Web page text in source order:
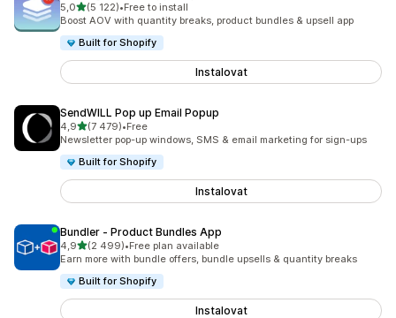
5,0z 5 hvězd
(5 122)
Celkový počet recenzí: 5122
•Free to install
Boost AOV with quantity breaks, product bundles & upsell app
Built for Shopify
Instalovat
SendWILL Pop up Email Popup
4,9z 5 hvězd
(7 479)
Celkový počet recenzí: 7479
•Free
Newsletter pop-up windows, SMS & email marketing for sign-ups
Built for Shopify
Instalovat
Bundler ‑ Product Bundles App
4,9z 5 hvězd
(2 499)
Celkový počet recenzí: 2499
•Free plan available
Earn more with bundle offers, bundle upsells & quantity breaks
Built for Shopify
Instalovat